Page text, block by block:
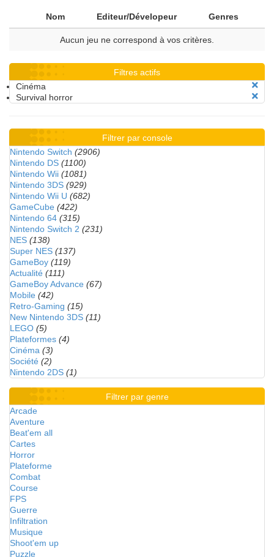
Nom Editeur/Dévelopeur Genres
Aucun jeu ne correspond à vos critères.
Filtres actifs
Cinéma
Survival horror
Filtrer par console
Nintendo Switch (2906)
Nintendo DS (1100)
Nintendo Wii (1081)
Nintendo 3DS (929)
Nintendo Wii U (682)
GameCube (422)
Nintendo 64 (315)
Nintendo Switch 2 (231)
NES (138)
Super NES (137)
GameBoy (119)
Actualité (111)
GameBoy Advance (67)
Mobile (42)
Retro-Gaming (15)
New Nintendo 3DS (11)
LEGO (5)
Plateformes (4)
Cinéma (3)
Société (2)
Nintendo 2DS (1)
Filtrer par genre
Arcade
Aventure
Beat'em all
Cartes
Horror
Plateforme
Combat
Course
FPS
Guerre
Infiltration
Musique
Shoot'em up
Puzzle